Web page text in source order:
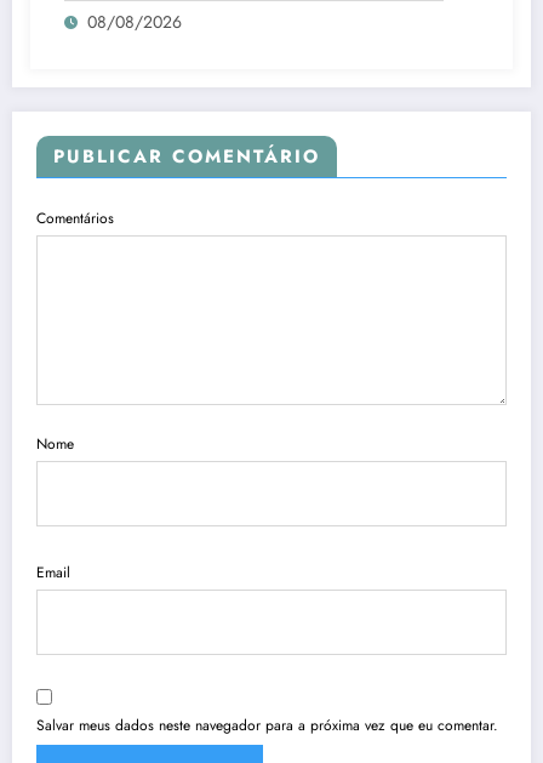
08/08/2026
PUBLICAR COMENTÁRIO
Comentários
Nome
Email
Salvar meus dados neste navegador para a próxima vez que eu comentar.